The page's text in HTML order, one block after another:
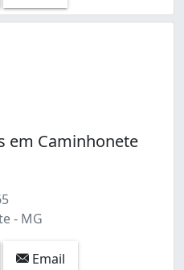
em Caminhonete
- MG
Email